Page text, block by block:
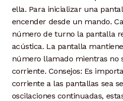
ella. Para inicializar una
encender desde un mando.
número de turno la pantalla
acústica. La pantalla
número llamado mientras no
corriente. Consejos: Es
corriente a las pantallas sea
oscilaciones continuadas,